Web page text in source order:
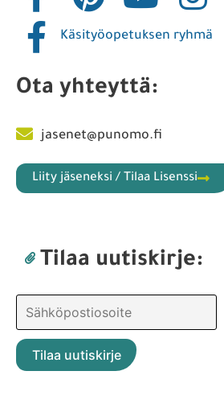
Käsityöopetuksen ryhmä
Ota yhteyttä:
jasenet@punomo.fi
Liity jäseneksi / Tilaa Lisenssi
Tilaa uutiskirje: